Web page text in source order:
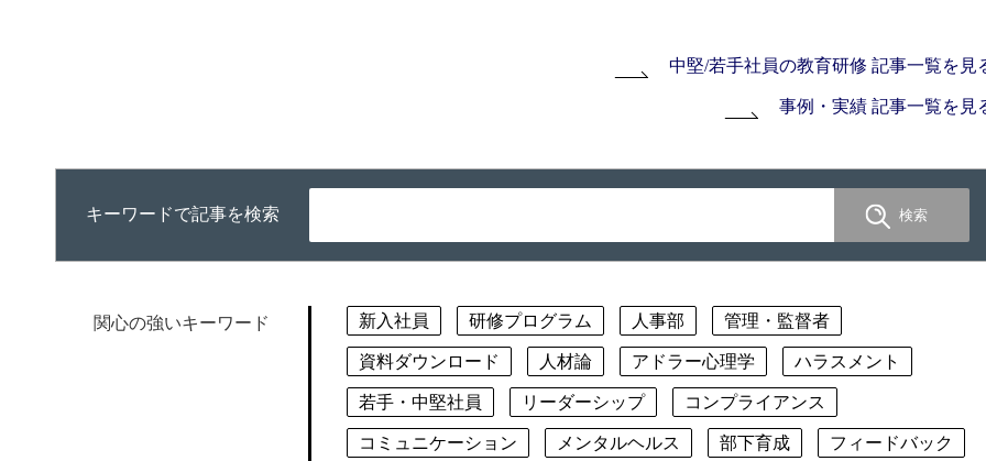
中堅/若手社員の教育研修 記事一覧を見
事例・実績 記事一覧を見
キーワードで記事を検索
関心の強いキーワード 新入社員 研修プログラム 人事部 管理・監督者
資料ダウンロード 人材論 アドラー心理学 ハラスメント
若手・中堅社員 リーダーシップ コンプライアンス
コミュニケーション メンタルヘルス 部下育成 フィードバック